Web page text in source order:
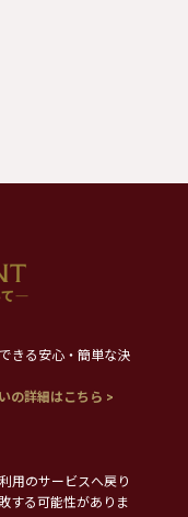
きる安心・簡単な決
の詳細はこちら >
用のサービスへ戻り
する可能性がありま